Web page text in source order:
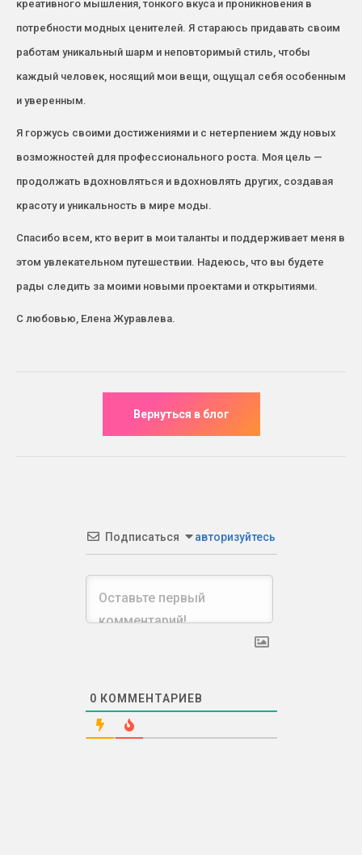
креативного мышления, тонкого вкуса и проникновения в
потребности модных ценителей. Я стараюсь придавать своим
работам уникальный шарм и неповторимый стиль, чтобы
каждый человек, носящий мои вещи, ощущал себя особенным
и уверенным.
Я горжусь своими достижениями и с нетерпением жду новых
возможностей для профессионального роста. Моя цель —
продолжать вдохновляться и вдохновлять других, создавая
красоту и уникальность в мире моды.
Спасибо всем, кто верит в мои таланты и поддерживает меня в
этом увлекательном путешествии. Надеюсь, что вы будете
рады следить за моими новыми проектами и открытиями.
С любовью, Елена Журавлева.
Подписаться авторизуйтесь
0 КОММЕНТАРИЕВ